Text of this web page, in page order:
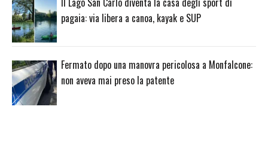
pagaia: via libera a canoa, kayak e SUP
Fermato dopo una manovra pericolosa a Monfalcone:
non aveva mai preso la patente